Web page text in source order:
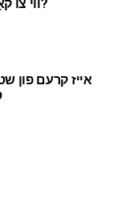
ווי צו קאָכן שנעל און געשמאַק קאַרפּ?
אייז קרעם פון